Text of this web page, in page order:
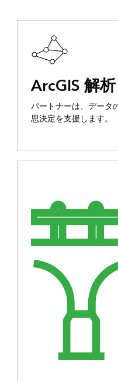
ArcGIS 解析
パートナーは、データ
思決定を支援します。